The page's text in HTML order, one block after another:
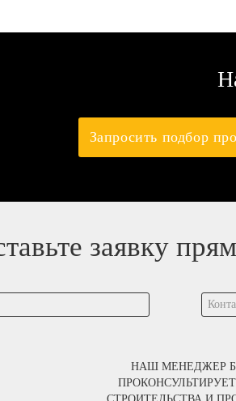
Запросить подбор
заявку
НАШ МЕНЕДЖЕР